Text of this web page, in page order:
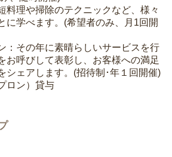
料理や掃除のテクニックなど、様々
に学べます。(希望者のみ、月1回開
：その年に素晴らしいサービスを行
お呼びして表彰し、お客様への満足
シェアします。(招待制･年１回開催)
ロン）貸与